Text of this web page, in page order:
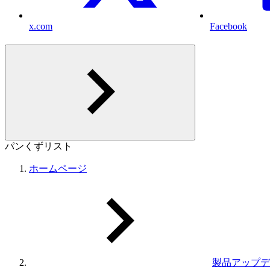
x.com Facebook
パンくずリスト
ホームページ
製品アップ